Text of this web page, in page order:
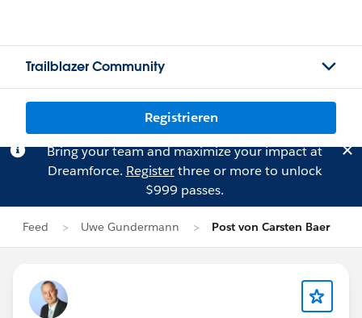
Trailblazer Community
Registrieren
Bring your team and maximize your impact at
Dreamforce. Registerthree or more to unlock
$999 passes.
Feed Uwe Gundermann Post von Carsten Baer